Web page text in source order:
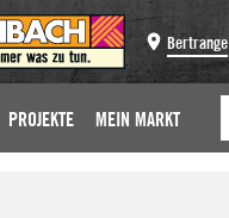
Bertrange
PROJEKTE MEIN MARKT